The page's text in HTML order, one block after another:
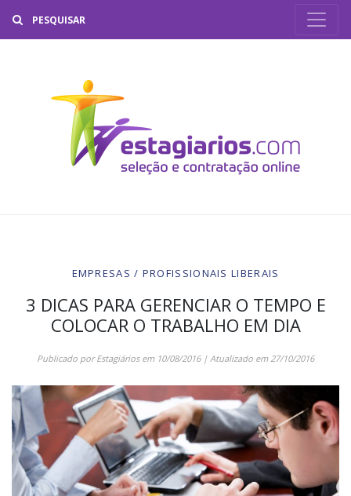
EMPRESAS / PROFISSIONAIS LIBERAIS
3 DICAS PARA GERENCIAR O TEMPO E
COLOCAR O TRABALHO EM DIA
Publicado porEstagiáriosem 10/08/2016| Atualizado em27/10/2016